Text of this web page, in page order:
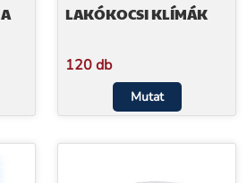
LAKÓKOCSI KLÍMÁK
120 db
Mutat